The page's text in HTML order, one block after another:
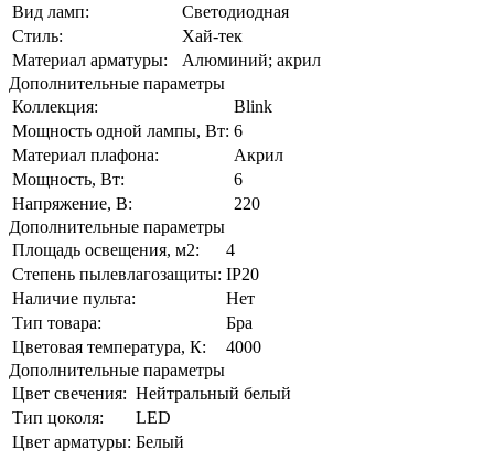
Вид ламп:
Светодиодная
Стиль:
Хай-тек
Материал арматуры:
Алюминий; акрил
Дополнительные параметры
Коллекция:
Blink
Мощность одной лампы, Вт: 6
Материал плафона:
Акрил
Мощность, Вт:
6
Напряжение, В:
220
Дополнительные параметры
Площадь освещения, м2:
4
Степень пылевлагозащиты: IP20
Наличие пульта:
Нет
Тип товара:
Бра
Цветовая температура, К:
4000
Дополнительные параметры
Цвет свечения: Нейтральный белый
Тип цоколя:
LED
Цвет арматуры: Белый